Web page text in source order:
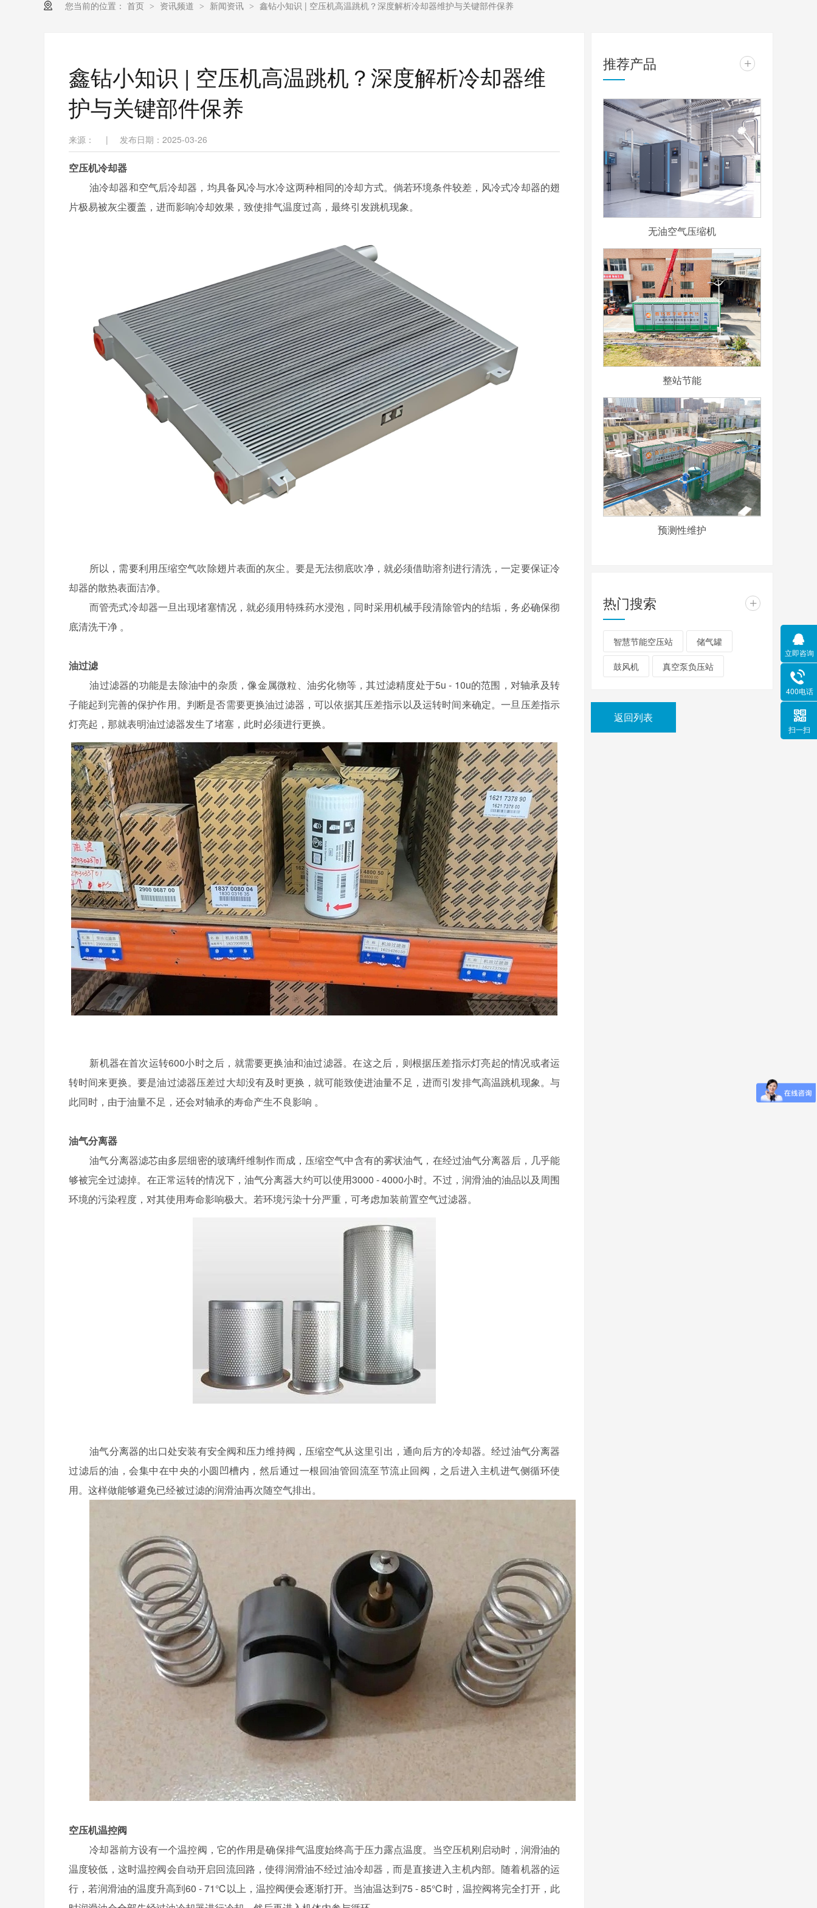
您当前的位置： 首页 > 资讯频道 > 新闻资讯 > 鑫钻小知识 | 空压机高温跳机？深度解析冷却器维护与关键部件保养
鑫钻小知识 | 空压机高温跳机？深度解析冷却器维
护与关键部件保养
来源： | 发布日期：2025-03-26
空压机冷却器
油冷却器和空气后冷却器，均具备风冷与水冷这两种相同的冷却方式。倘若环境条件较差，风冷式冷却器的翅
片极易被灰尘覆盖，进而影响冷却效果，致使排气温度过高，最终引发跳机现象。
所以，需要利用压缩空气吹除翅片表面的灰尘。要是无法彻底吹净，就必须借助溶剂进行清洗，一定要保证冷
却器的散热表面洁净。
而管壳式冷却器一旦出现堵塞情况，就必须用特殊药水浸泡，同时采用机械手段清除管内的结垢，务必确保彻
底清洗干净 。
油过滤
油过滤器的功能是去除油中的杂质，像金属微粒、油劣化物等，其过滤精度处于5u - 10u的范围，对轴承及转
子能起到完善的保护作用。判断是否需要更换油过滤器，可以依据其压差指示以及运转时间来确定。一旦压差指示
灯亮起，那就表明油过滤器发生了堵塞，此时必须进行更换。
新机器在首次运转600小时之后，就需要更换油和油过滤器。在这之后，则根据压差指示灯亮起的情况或者运
转时间来更换。要是油过滤器压差过大却没有及时更换，就可能致使进油量不足，进而引发排气高温跳机现象。与
此同时，由于油量不足，还会对轴承的寿命产生不良影响 。
油气分离器
油气分离器滤芯由多层细密的玻璃纤维制作而成，压缩空气中含有的雾状油气，在经过油气分离器后，几乎能
够被完全过滤掉。在正常运转的情况下，油气分离器大约可以使用3000 - 4000小时。不过，润滑油的油品以及周围
环境的污染程度，对其使用寿命影响极大。若环境污染十分严重，可考虑加装前置空气过滤器。
油气分离器的出口处安装有安全阀和压力维持阀，压缩空气从这里引出，通向后方的冷却器。经过油气分离器
过滤后的油，会集中在中央的小圆凹槽内，然后通过一根回油管回流至节流止回阀，之后进入主机进气侧循环使
用。这样做能够避免已经被过滤的润滑油再次随空气排出。
空压机温控阀
冷却器前方设有一个温控阀，它的作用是确保排气温度始终高于压力露点温度。当空压机刚启动时，润滑油的
温度较低，这时温控阀会自动开启回流回路，使得润滑油不经过油冷却器，而是直接进入主机内部。随着机器的运
行，若润滑油的温度升高到60 - 71℃以上，温控阀便会逐渐打开。当油温达到75 - 85℃时，温控阀将完全打开，此
推荐产品 +
无油空气压缩机
整站节能
预测性维护
热门搜索 +
智慧节能空压站 储气罐
鼓风机 真空泵负压站
返回列表
立即咨询
400电话
扫一扫